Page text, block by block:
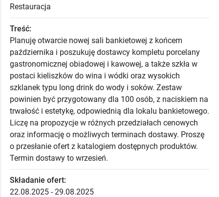
Restauracja
Treść:
Planuję otwarcie nowej sali bankietowej z końcem
października i poszukuję dostawcy kompletu porcelany
gastronomicznej obiadowej i kawowej, a także szkła w
postaci kieliszków do wina i wódki oraz wysokich
szklanek typu long drink do wody i soków. Zestaw
powinien być przygotowany dla 100 osób, z naciskiem na
trwałość i estetykę, odpowiednią dla lokalu bankietowego.
Liczę na propozycje w różnych przedziałach cenowych
oraz informację o możliwych terminach dostawy. Proszę
o przesłanie ofert z katalogiem dostępnych produktów.
Termin dostawy to wrzesień.
Składanie ofert:
22.08.2025 - 29.08.2025